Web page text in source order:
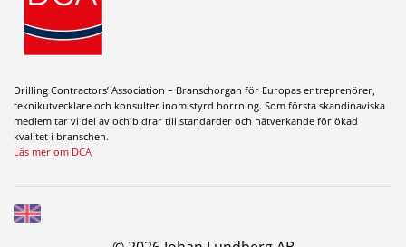
Drilling Contractors’ Association – Branschorgan för Europas entreprenörer,
teknikutvecklare och konsulter inom styrd borrning. Som första skandinaviska
medlem tar vi del av och bidrar till standarder och nätverkande för ökad
kvalitet i branschen.
Läs mer om DCA